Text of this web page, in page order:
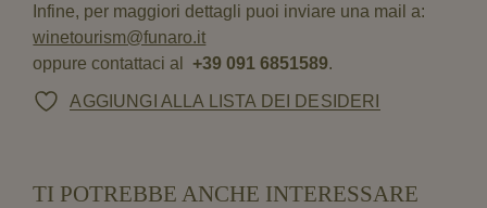
Infine, per maggiori dettagli puoi inviare una mail a:
winetourism@funaro.it
oppure contattaci al+39 091 6851589.
AGGIUNGI ALLA LISTA DEI DESIDERI
TI POTREBBE ANCHE INTERESSARE